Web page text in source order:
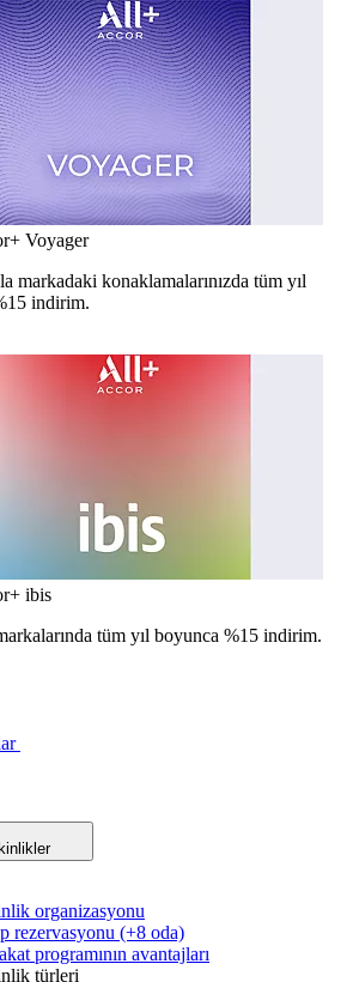
Voyager
markadaki konaklamalarınızda tüm yıl
indirim.
ibis
tüm yıl boyunca %15 indirim.
organizasyonu
rezervasyonu (+8 oda)
programının avantajları
türleri